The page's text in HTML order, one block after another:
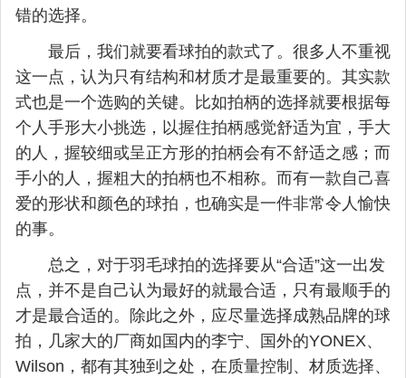
错的选择。
最后，我们就要看球拍的款式了。很多人不重视
这一点，认为只有结构和材质才是最重要的。其实款
式也是一个选购的关键。比如拍柄的选择就要根据每
个人手形大小挑选，以握住拍柄感觉舒适为宜，手大
的人，握较细或呈正方形的拍柄会有不舒适之感；而
手小的人，握粗大的拍柄也不相称。而有一款自己喜
爱的形状和颜色的球拍，也确实是一件非常令人愉快
的事。
总之，对于羽毛球拍的选择要从“合适”这一出发
点，并不是自己认为最好的就最合适，只有最顺手的
才是最合适的。除此之外，应尽量选择成熟品牌的球
拍，几家大的厂商如国内的李宁、国外的YONEX、
Wilson，都有其独到之处，在质量控制、材质选择、